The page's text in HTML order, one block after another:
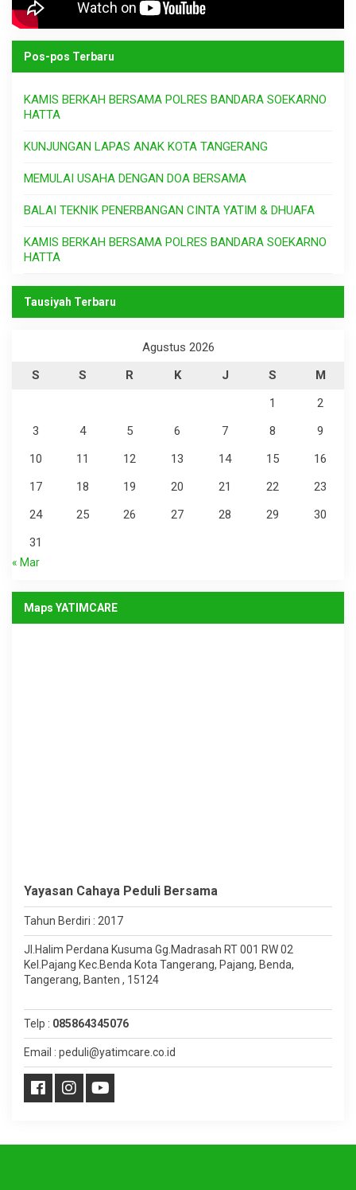
Pos-pos Terbaru
KAMIS BERKAH BERSAMA POLRES BANDARA SOEKARNO
HATTA
KUNJUNGAN LAPAS ANAK KOTA TANGERANG
MEMULAI USAHA DENGAN DOA BERSAMA
BALAI TEKNIK PENERBANGAN CINTA YATIM & DHUAFA
KAMIS BERKAH BERSAMA POLRES BANDARA SOEKARNO
HATTA
Tausiyah Terbaru
Agustus 2026
S
S R K J S
M
1
2
3
4 5 6 7 8
9
10
11 12 13 14 15
16
17
18 19 20 21 22
23
24
25 26 27 28 29
30
31
« Mar
Maps YATIMCARE
Yayasan Cahaya Peduli Bersama
Tahun Berdiri : 2017
Jl.Halim Perdana Kusuma Gg.Madrasah RT 001 RW 02
Kel.Pajang Kec.Benda Kota Tangerang, Pajang, Benda,
Tangerang, Banten , 15124
Telp : 085864345076
Email : peduli@yatimcare.co.id